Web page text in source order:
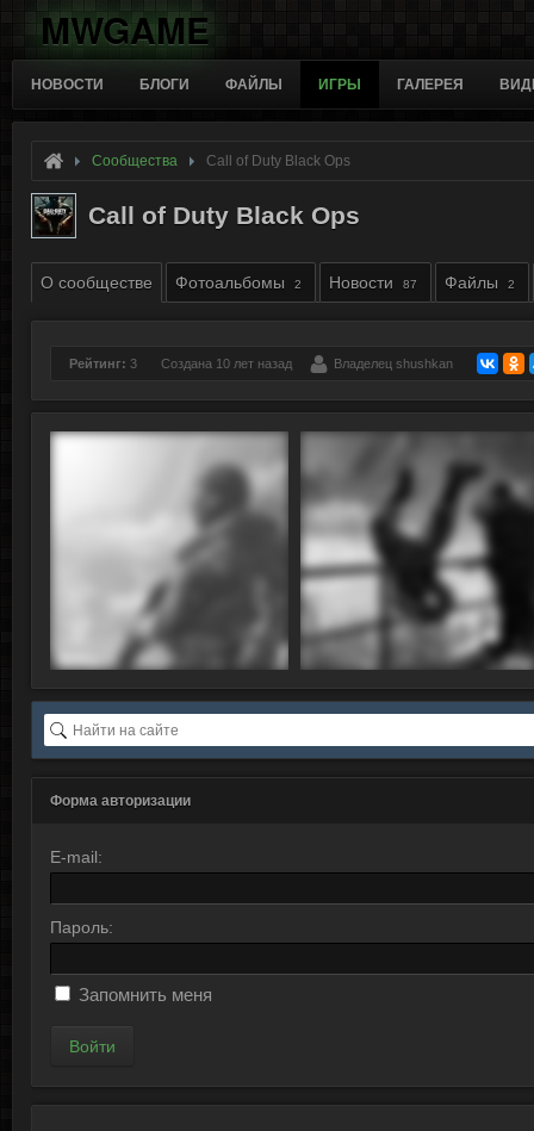
MWGAME
НОВОСТИ БЛОГИ ФАЙЛЫ ИГРЫ ГАЛЕРЕЯ
Сообщества Call of Duty Black Ops
Call of Duty Black Ops
О сообществе Фотоальбомы 2 Новости 87 Файлы 2
Рейтинг: 3 Создана 10 лет назад Владелец shushkan
Форма авторизации
E-mail:
Пароль:
Запомнить меня